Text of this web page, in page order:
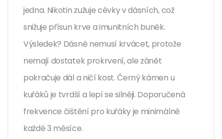
jedna. Nikotin zužuje cévky v dásních, což
snižuje přísun krve a imunitních buněk.
Výsledek? Dásně nemusí krvácet, protože
nemají dostatek prokrvení, ale zánět
pokračuje dál a ničí kost. Černý kámen u
kuřáků je tvrdší a lepí se silněji. Doporučená
frekvence čištění pro kuřáky je minimálně
každé 3 měsíce.